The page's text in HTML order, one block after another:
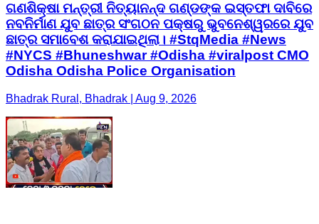
ଗଣଶିକ୍ଷା ମନ୍ତ୍ରୀ ନିତ୍ୟାନନ୍ଦ ଗଣ୍ଡଙ୍କ ଇସ୍ତଫା ଦାବିରେ
ନବନିର୍ମାଣ ଯୁବ ଛାତ୍ର ସଂଗଠନ ପକ୍ଷରୁ ଭୁବନେଶ୍ୱରରେ ଯୁବ
ଛାତ୍ର ସମାବେଶ କରାଯାଇଥିଲା। #StqMedia #News
#NYCS #Bhuneshwar #Odisha #viralpost CMO
Odisha Odisha Police Organisation
Bhadrak Rural, Bhadrak | Aug 9, 2026